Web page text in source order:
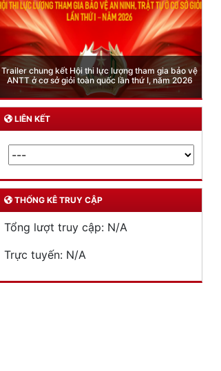
Phòng Quản lý xuất nhập cảnh: Hướng dẫn những
quy định mới trong lĩnh vực xuất cảnh, nhập cảnh
của công dân việt nam từ ngày 01/7/2026
LIÊN KẾT
THỐNG KÊ TRUY CẬP
Tổng lượt truy cập: N/A
Trực tuyến: N/A